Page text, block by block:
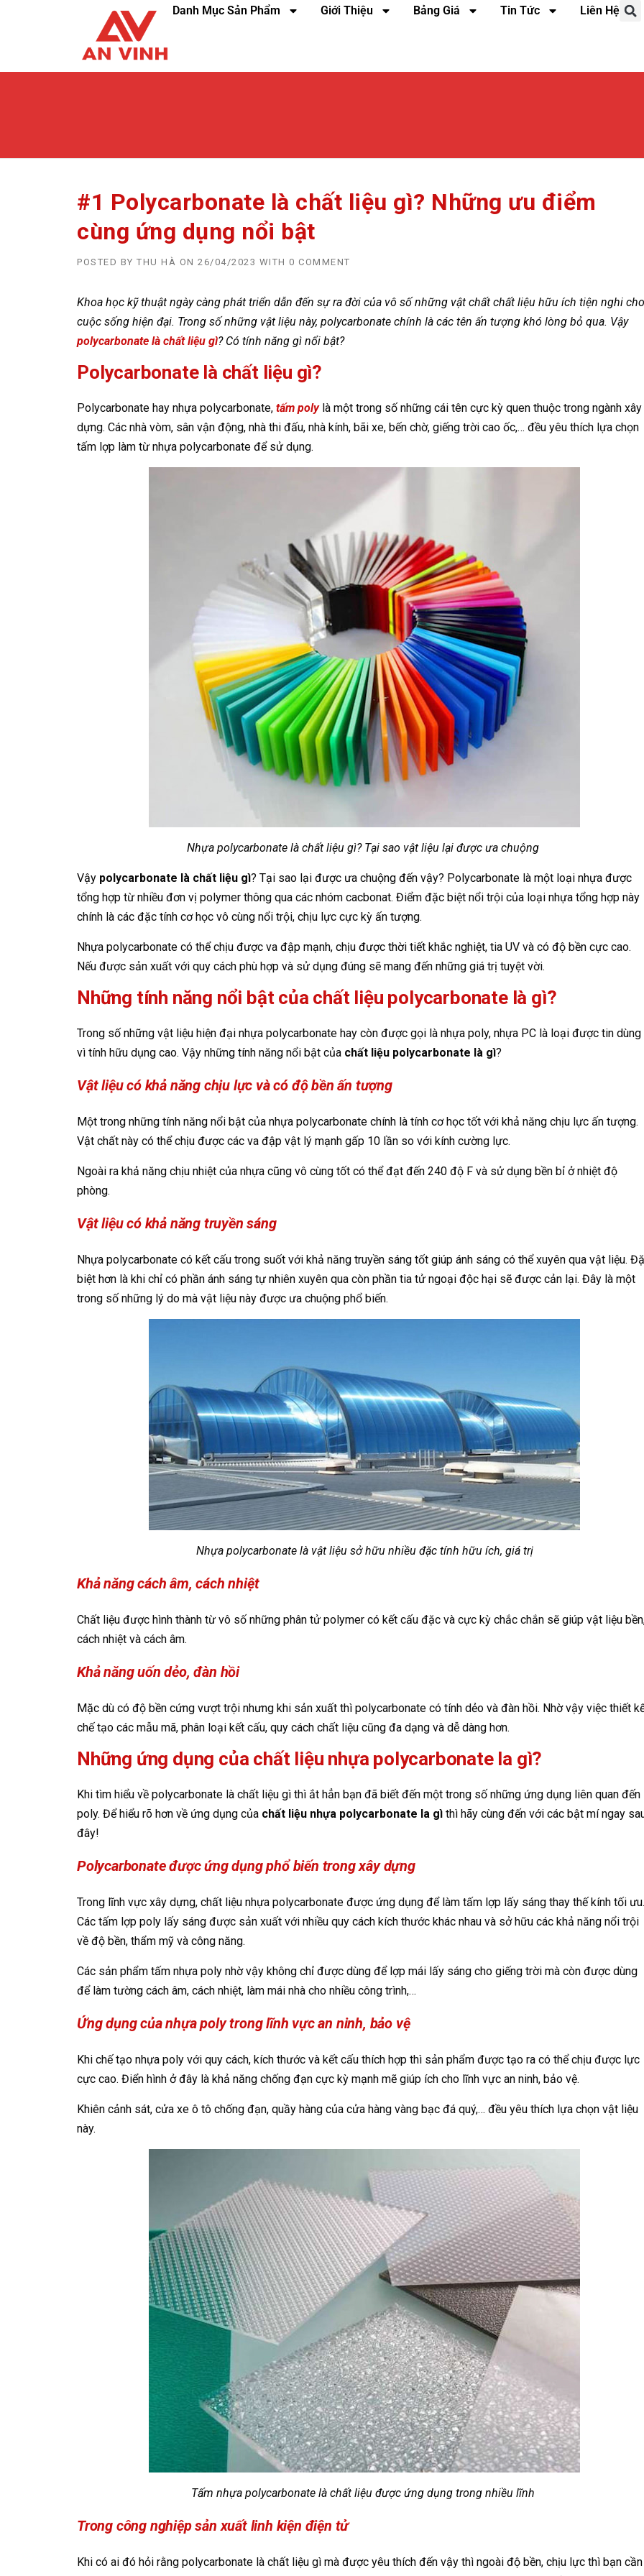
Danh Mục Sản Phẩm Giới Thiệu Bảng Giá Tin Tức Liên Hệ
#1 Polycarbonate là chất liệu gì? Những ưu điểm
cùng ứng dụng nổi bật
POSTED BY THU HÀ ON 26/04/2023 WITH 0 COMMENT
Khoa học kỹ thuật ngày càng phát triển dẫn đến sự ra đời của vô số những vật chất chất liệu hữu ích tiện nghi cho
cuộc sống hiện đại. Trong số những vật liệu này, polycarbonate chính là các tên ấn tượng khó lòng bỏ qua. Vậy
polycarbonate là chất liệu gì? Có tính năng gì nổi bật?
Polycarbonate là chất liệu gì?
Polycarbonate hay nhựa polycarbonate, tấm polylà một trong số những cái tên cực kỳ quen thuộc trong ngành xây
dựng. Các nhà vòm, sân vận động, nhà thi đấu, nhà kính, bãi xe, bến chờ, giếng trời cao ốc,… đều yêu thích lựa chọn
tấm lợp làm từ nhựa polycarbonate để sử dụng.
Nhựa polycarbonate là chất liệu gì? Tại sao vật liệu lại được ưa chuộng
Vậy polycarbonate là chất liệu gì? Tại sao lại được ưa chuộng đến vậy? Polycarbonate là một loại nhựa được
tổng hợp từ nhiều đơn vị polymer thông qua các nhóm cacbonat. Điểm đặc biệt nổi trội của loại nhựa tổng hợp này
chính là các đặc tính cơ học vô cùng nổi trội, chịu lực cực kỳ ấn tượng.
Nhựa polycarbonate có thể chịu được va đập mạnh, chịu được thời tiết khắc nghiệt, tia UV và có độ bền cực cao.
Nếu được sản xuất với quy cách phù hợp và sử dụng đúng sẽ mang đến những giá trị tuyệt vời.
Những tính năng nổi bật của chất liệu polycarbonate là gì?
Trong số những vật liệu hiện đại nhựa polycarbonate hay còn được gọi là nhựa poly, nhựa PC là loại được tin dùng
vì tính hữu dụng cao. Vậy những tính năng nổi bật của chất liệu polycarbonate là gì?
Vật liệu có khả năng chịu lực và có độ bền ấn tượng
Một trong những tính năng nổi bật của nhựa polycarbonate chính là tính cơ học tốt với khả năng chịu lực ấn tượng.
Vật chất này có thể chịu được các va đập vật lý mạnh gấp 10 lần so với kính cường lực.
Ngoài ra khả năng chịu nhiệt của nhựa cũng vô cùng tốt có thể đạt đến 240 độ F và sử dụng bền bỉ ở nhiệt độ
phòng.
Vật liệu có khả năng truyền sáng
Nhựa polycarbonate có kết cấu trong suốt với khả năng truyền sáng tốt giúp ánh sáng có thể xuyên qua vật liệu.
biệt hơn là khi chỉ có phần ánh sáng tự nhiên xuyên qua còn phần tia tử ngoại độc hại sẽ được cản lại. Đây là một
trong số những lý do mà vật liệu này được ưa chuộng phổ biến.
Nhựa polycarbonate là vật liệu sở hữu nhiều đặc tính hữu ích, giá trị
Khả năng cách âm, cách nhiệt
Chất liệu được hình thành từ vô số những phân tử polymer có kết cấu đặc và cực kỳ chắc chắn sẽ giúp vật liệu
cách nhiệt và cách âm.
Khả năng uốn dẻo, đàn hồi
Mặc dù có độ bền cứng vượt trội nhưng khi sản xuất thì polycarbonate có tính dẻo và đàn hồi. Nhờ vậy việc thiết
chế tạo các mẫu mã, phân loại kết cấu, quy cách chất liệu cũng đa dạng và dễ dàng hơn.
Những ứng dụng của chất liệu nhựa polycarbonate la gì?
Khi tìm hiểu về polycarbonate là chất liệu gì thì ắt hẳn bạn đã biết đến một trong số những ứng dụng liên quan đến
poly. Để hiểu rõ hơn về ứng dụng của chất liệu nhựa polycarbonate la gì thì hãy cùng đến với các bật mí ngay
đây!
Polycarbonate được ứng dụng phổ biến trong xây dựng
Trong lĩnh vực xây dựng, chất liệu nhựa polycarbonate được ứng dụng để làm tấm lợp lấy sáng thay thế kính tối ưu.
Các tấm lợp poly lấy sáng được sản xuất với nhiều quy cách kích thước khác nhau và sở hữu các khả năng nổi trội
về độ bền, thẩm mỹ và công năng.
Các sản phẩm tấm nhựa poly nhờ vậy không chỉ được dùng để lợp mái lấy sáng cho giếng trời mà còn được dùng
để làm tường cách âm, cách nhiệt, làm mái nhà cho nhiều công trình,…
Ứng dụng của nhựa poly trong lĩnh vực an ninh, bảo vệ
Khi chế tạo nhựa poly với quy cách, kích thước và kết cấu thích hợp thì sản phẩm được tạo ra có thể chịu được lực
cực cao. Điển hình ở đây là khả năng chống đạn cực kỳ mạnh mẽ giúp ích cho lĩnh vực an ninh, bảo vệ.
Khiên cảnh sát, cửa xe ô tô chống đạn, quầy hàng của cửa hàng vàng bạc đá quý,… đều yêu thích lựa chọn vật liệu
này.
Tấm nhựa polycarbonate là chất liệu được ứng dụng trong nhiều lĩnh
Trong công nghiệp sản xuất linh kiện điện tử
Khi có ai đó hỏi rằng polycarbonate là chất liệu gì mà được yêu thích đến vậy thì ngoài độ bền, chịu lực thì bạn cần